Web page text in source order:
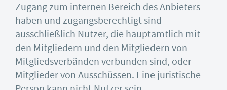
Zugang zum internen Bereich des Anbieters
haben und zugangsberechtigt sind
ausschließlich Nutzer, die hauptamtlich mit
den Mitgliedern und den Mitgliedern von
Mitgliedsverbänden verbunden sind, oder
Mitglieder von Ausschüssen. Eine juristische